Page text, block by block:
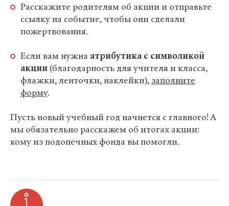
Расскажите родителям об акции и отправьте
ссылку на событие, чтобы они сделали
пожертвования.
Если вам нужна атрибутика с символикой
акции (благодарность для учителя и класса,
флажки, ленточки, наклейки), заполните
форму.
Пусть новый учебный год начнется с главного! А
мы обязательно расскажем об итогах акции:
кому из подопечных фонда вы помогли.